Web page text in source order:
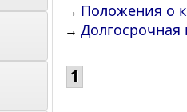
→ Положения о
→
1